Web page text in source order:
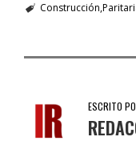
Construcción
ESCRITO